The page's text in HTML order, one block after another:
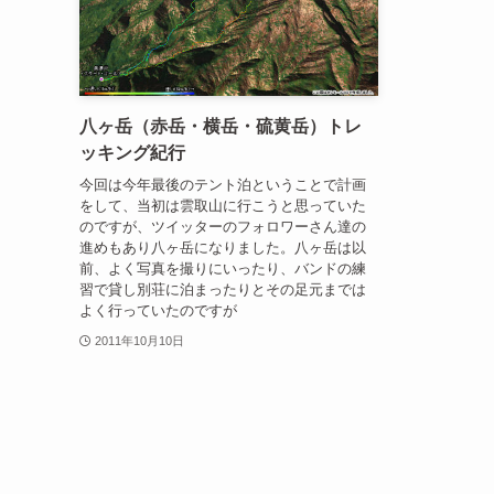
八ヶ岳（赤岳・横岳・硫黄岳）トレ
ッキング紀行
今回は今年最後のテント泊ということで計画
をして、当初は雲取山に行こうと思っていた
のですが、ツイッターのフォロワーさん達の
進めもあり八ヶ岳になりました。八ヶ岳は以
前、よく写真を撮りにいったり、バンドの練
習で貸し別荘に泊まったりとその足元までは
よく行っていたのですが
2011年10月10日